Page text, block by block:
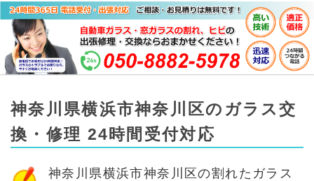
神奈川県横浜市神奈川区のガラス交
換・修理 24時間受付対応
神奈川県横浜市神奈川区の割れたガラス